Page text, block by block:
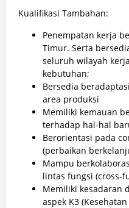
Kualifikasi Tambahan:
Penempatan kerja
Timur. Serta
seluruh wilayah
kebutuhan;
Bersedia
area produksi
Memiliki kemauan
terhadap hal-hal
Berorientasi pada
(perbaikan
Mampu
lintas fungsi (cross-
Memiliki kesadaran
aspek K3